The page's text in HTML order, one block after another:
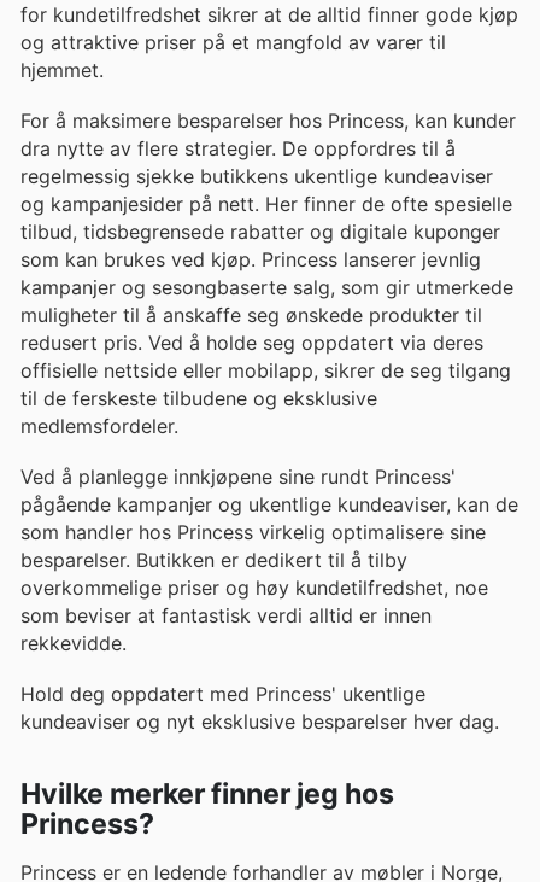
for kundetilfredshet sikrer at de alltid finner gode kjøp
og attraktive priser på et mangfold av varer til
hjemmet.
For å maksimere besparelser hos Princess, kan kunder
dra nytte av flere strategier. De oppfordres til å
regelmessig sjekke butikkens ukentlige kundeaviser
og kampanjesider på nett. Her finner de ofte spesielle
tilbud, tidsbegrensede rabatter og digitale kuponger
som kan brukes ved kjøp. Princess lanserer jevnlig
kampanjer og sesongbaserte salg, som gir utmerkede
muligheter til å anskaffe seg ønskede produkter til
redusert pris. Ved å holde seg oppdatert via deres
offisielle nettside eller mobilapp, sikrer de seg tilgang
til de ferskeste tilbudene og eksklusive
medlemsfordeler.
Ved å planlegge innkjøpene sine rundt Princess'
pågående kampanjer og ukentlige kundeaviser, kan de
som handler hos Princess virkelig optimalisere sine
besparelser. Butikken er dedikert til å tilby
overkommelige priser og høy kundetilfredshet, noe
som beviser at fantastisk verdi alltid er innen
rekkevidde.
Hold deg oppdatert med Princess' ukentlige
kundeaviser og nyt eksklusive besparelser hver dag.
Hvilke merker finner jeg hos
Princess?
Princess er en ledende forhandler av møbler i Norge,